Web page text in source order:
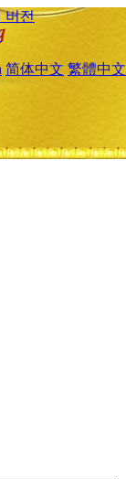
버전
简体中文 繁體中文